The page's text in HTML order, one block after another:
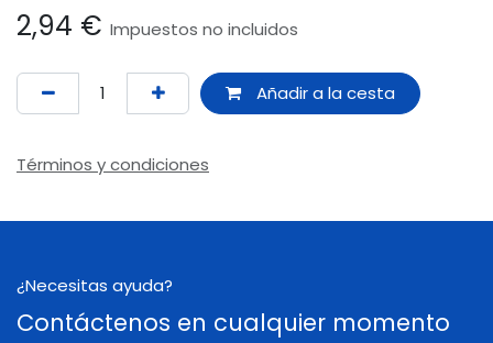
2,94 € Impuestos no incluidos
Añadir a la cesta
Términos y condiciones
¿Necesitas ayuda?
Contáctenos en cualquier momento